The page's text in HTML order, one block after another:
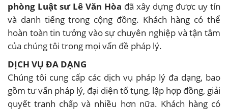
phòng Luật sư Lê Văn Hòa đã xây dựng được uy tín
và danh tiếng trong cộng đồng. Khách hàng có thể
hoàn toàn tin tưởng vào sự chuyên nghiệp và tận tâm
của chúng tôi trong mọi vấn đề pháp lý.
DỊCH VỤ ĐA DẠNG
Chúng tôi cung cấp các dịch vụ pháp lý đa dạng, bao
gồm tư vấn pháp lý, đại diện tố tụng, lập hợp đồng, giải
quyết tranh chấp và nhiều hơn nữa. Khách hàng có